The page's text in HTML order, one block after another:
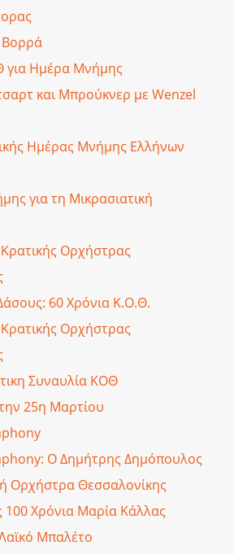
Βορρά
για Ημέρα Μνήμης
και Μπρούκνερ με Wenzel
Ημέρας Μνήμης Ελλήνων
για τη Μικρασιατική
Ορχήστρας
60 Χρόνια Κ.Ο.Θ.
Ορχήστρας
Συναυλία ΚΟΘ
25η Μαρτίου
Ο Δημήτρης Δημόπουλος
Ορχήστρα Θεσσαλονίκης
Χρόνια Μαρία Κάλλας
Μπαλέτο